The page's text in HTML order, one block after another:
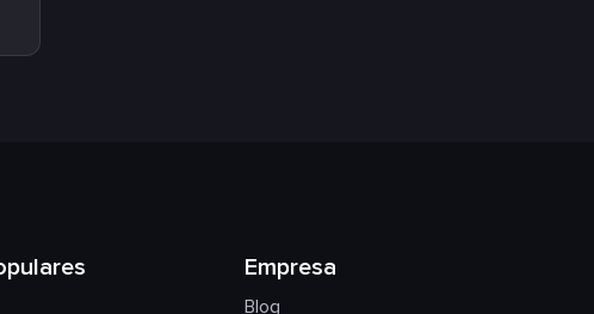
Empresa
Blog